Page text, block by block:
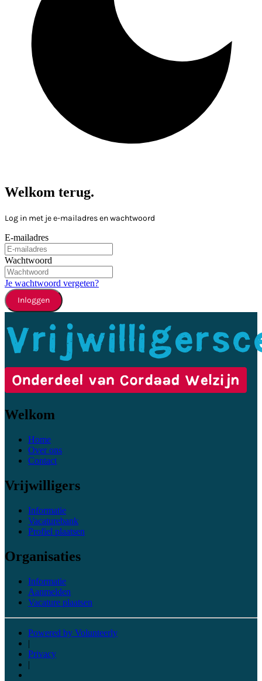
Welkom terug.
Log in met je e-mailadres en wachtwoord
E-mailadres
Wachtwoord
Je wachtwoord vergeten?
Inloggen
Welkom
Home
Over ons
Contact
Vrijwilligers
Informatie
Vacaturebank
Profiel plaatsen
Organisaties
Informatie
Aanmelden
Vacature plaatsen
Powered by Volunteerly
|
Privacy
|